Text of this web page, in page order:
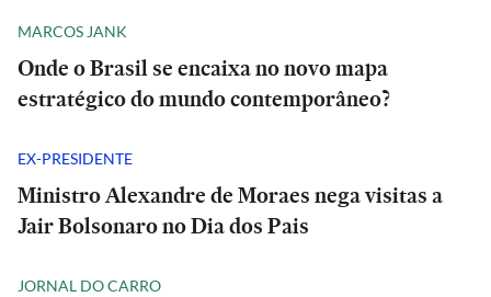
MARCOS JANK
Onde o Brasil se encaixa no novo mapa
estratégico do mundo contemporâneo?
EX-PRESIDENTE
Ministro Alexandre de Moraes nega visitas a
Jair Bolsonaro no Dia dos Pais
JORNAL DO CARRO